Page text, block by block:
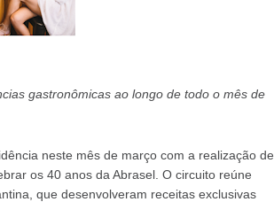
gastronômicas ao longo de todo o mês de
neste mês de março com a realização de
os 40 anos da Abrasel. O circuito reúne
que desenvolveram receitas exclusivas